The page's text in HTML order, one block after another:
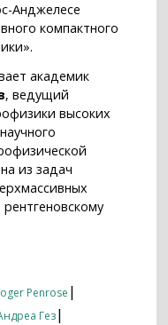
Анджелесе
компактного
академик
, ведущий
высоких
из задач
Penrose |
Гез|